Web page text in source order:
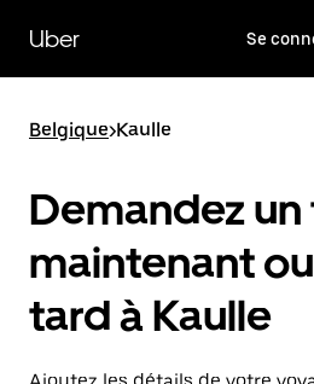
contenu
principal
Uber Se
Belgique>Kaulle
Demandez
maintenant
tard à Kaulle